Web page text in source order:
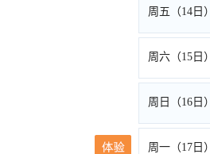
周五（14日）
周六（15日）
周日（16日）
周一（17日）